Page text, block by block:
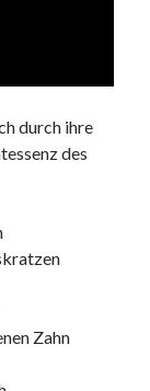
durch ihre
des
Zahn